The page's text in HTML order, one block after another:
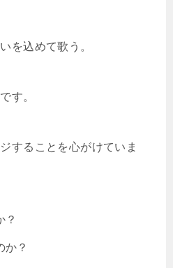
を込めて歌う。
す。
することを心がけていま
？
か？